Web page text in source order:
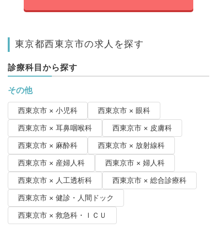
東京都西東京市の求人を探す
診療科目から探す
その他
西東京市 × 小児科
西東京市 × 眼科
西東京市 × 耳鼻咽喉科
西東京市 × 皮膚科
西東京市 × 麻酔科
西東京市 × 放射線科
西東京市 × 産婦人科
西東京市 × 婦人科
西東京市 × 人工透析科
西東京市 × 総合診療科
西東京市 × 健診・人間ドック
西東京市 × 救急科・ＩＣＵ